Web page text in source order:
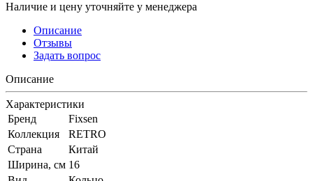
Наличие и цену уточняйте у менеджера
Описание
Отзывы
Задать вопрос
Описание
Характеристики
Бренд
Fixsen
Коллекция
RETRO
Страна
Китай
Ширина, см 16